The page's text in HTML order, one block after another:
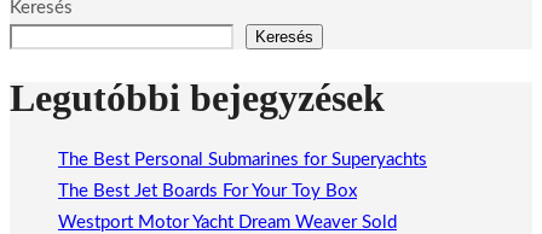
Keresés
Keresés
Legutóbbi bejegyzések
The Best Personal Submarines for Superyachts
The Best Jet Boards For Your Toy Box
Westport Motor Yacht Dream Weaver Sold